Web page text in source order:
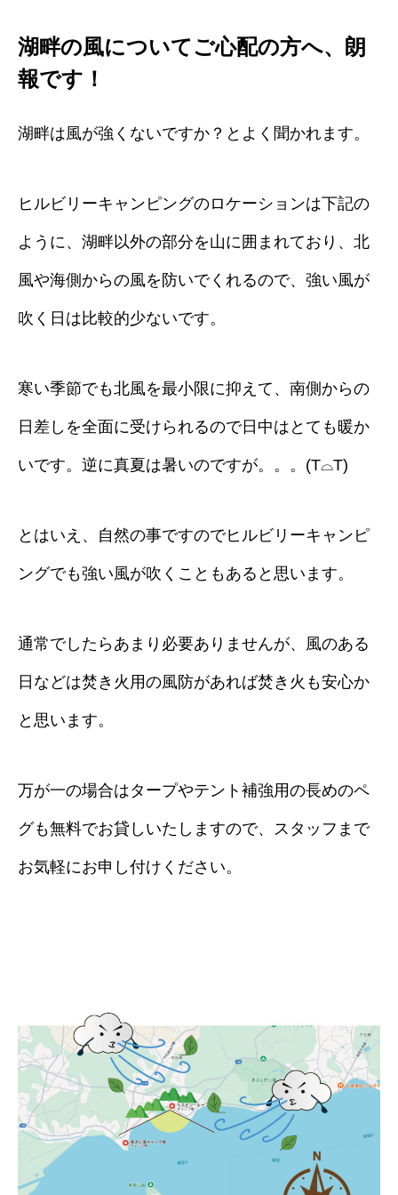
湖畔の風についてご心配の方へ、朗
報です！
湖畔は風が強くないですか？とよく聞かれます。
ヒルビリーキャンピングのロケーションは下記の
ように、湖畔以外の部分を山に囲まれており、北
風や海側からの風を防いでくれるので、強い風が
吹く日は比較的少ないです。
寒い季節でも北風を最小限に抑えて、南側からの
日差しを全面に受けられるので日中はとても暖か
いです。逆に真夏は暑いのですが。。。(T⌓T)
とはいえ、自然の事ですのでヒルビリーキャンピ
ングでも強い風が吹くこともあると思います。
通常でしたらあまり必要ありませんが、風のある
日などは焚き火用の風防があれば焚き火も安心か
と思います。
万が一の場合はタープやテント補強用の長めのペ
グも無料でお貸しいたしますので、スタッフまで
お気軽にお申し付けください。